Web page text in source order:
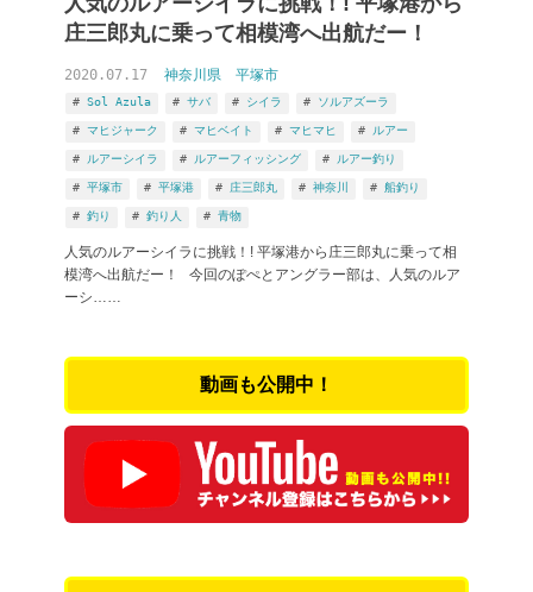
庄三郎丸に乗って相模湾へ出航だー！
2020.07.17 神奈川県 平塚市
Sol Azula サバ シイラ ソルアズーラ
マヒジャーク マヒベイト マヒマヒ ルアー
ルアーシイラ ルアーフィッシング ルアー釣り
平塚市 平塚港 庄三郎丸 神奈川 船釣り
釣り 釣り人 青物
人気のルアーシイラに挑戦！! 平塚港から庄三郎丸に乗って相
模湾へ出航だー！ 今回のぽぺとアングラー部は、人気のルア
ーシ……
動画も公開中！